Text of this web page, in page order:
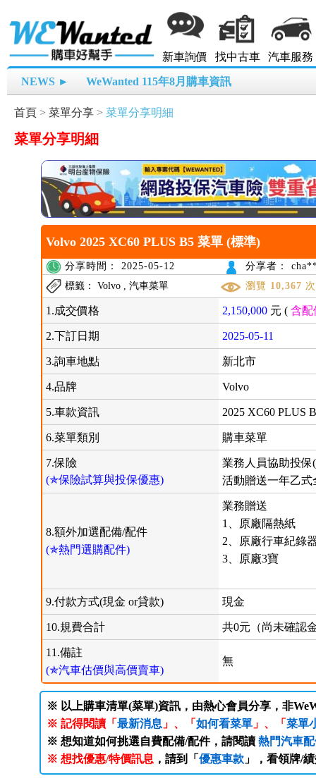
新車詢價 找中古車 汽車服務
NEWS ► WeWanted 115年8月購車資訊
首頁 > 菜單分享 > 菜單分享明細
菜單分享明細
Volvo 2025 XC60 PLUS B5 菜單 (標準)
分享時間： 2025-05-12
分享者：
標籤： Volvo , 汽車菜單
瀏覽 10,367 次
1.成交價格 2,150,000 元 (含配
2.下訂日期 2025-05-11
3.詢車地點 新北市
4.品牌 Volvo
5.車款資訊 2025 XC60 PLUS
6.菜單類別 購車菜單
7.保險
(✯保險試算與投保優惠)
業務人員協助投保
活動贈送一年乙式
8.額外加選配備/配件
(✯熱門選購配件)
業務贈送
1、原廠隔熱紙
2、原廠行車紀錄
3、原廠3寶
9.付款方式(現金 or貸款) 現金
10.規費合計 共0元（尚未確認
11.備註
(✯汽車估價與高價賣車)
無
※ 以上購車清單(菜單)資訊，由熱心會員分享，非
※ 記得閱讀「 最新消息 」、「 如何看菜單」、「 菜單
※ 想知道如何挑選自費配備/配件，請閱讀 熱門汽車
※ 想找優惠/特價訊息 ，請到「 優惠車款」，看領牌/